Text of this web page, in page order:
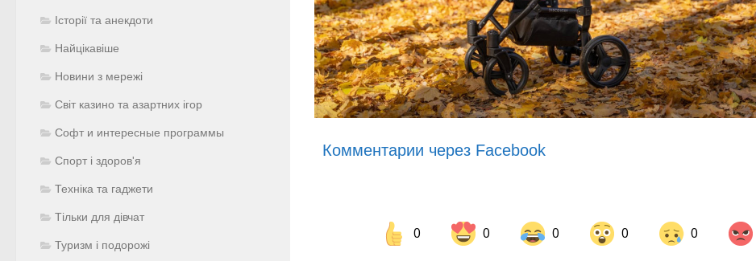
Комментарии через Facebook
0 0 0 0 0
Історії та анекдоти
Найцікавіше
Новини з мережі
Світ казино та азартних ігор
Софт и интересные программы
Спорт і здоров'я
Техніка та гаджети
Тільки для дівчат
Туризм і подорожі